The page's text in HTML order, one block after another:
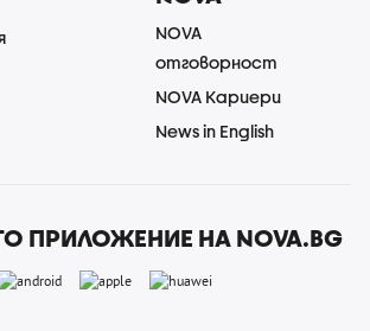
NOVA
отговорност
NOVA Кариери
News in English
ПРИЛОЖЕНИЕ НА NOVA.BG